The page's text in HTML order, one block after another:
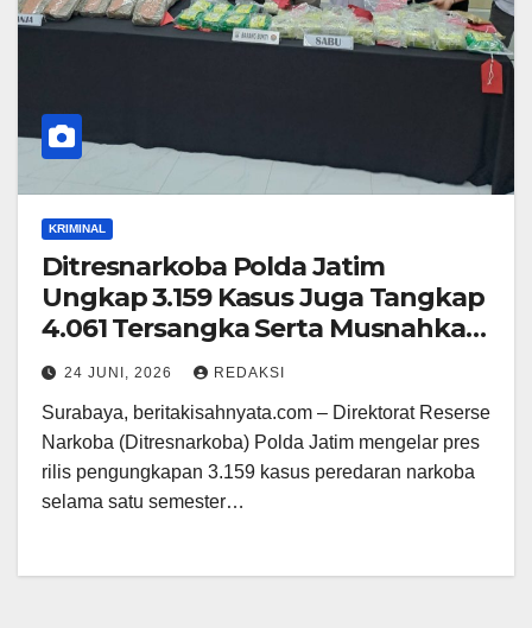
KRIMINAL
Ditresnarkoba Polda Jatim
Ungkap 3.159 Kasus Juga Tangkap
4.061 Tersangka Serta Musnahkan
Barang
24 JUNI, 2026 REDAKSI
Surabaya, beritakisahnyata.com – Direktorat Reserse
Narkoba (Ditresnarkoba) Polda Jatim mengelar pres
rilis pengungkapan 3.159 kasus peredaran narkoba
selama satu semester…